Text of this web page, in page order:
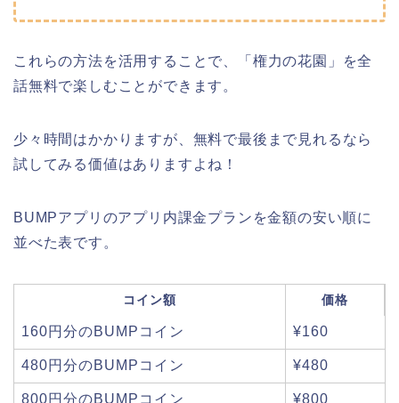
これらの方法を活用することで、「権力の花園」を全
話無料で楽しむことができます。
少々時間はかかりますが、無料で最後まで見れるなら
試してみる価値はありますよね！
BUMPアプリのアプリ内課金プランを金額の安い順に
並べた表です。
コイン額 価格
160円分のBUMPコイン ¥160
480円分のBUMPコイン ¥480
800円分のBUMPコイン ¥800